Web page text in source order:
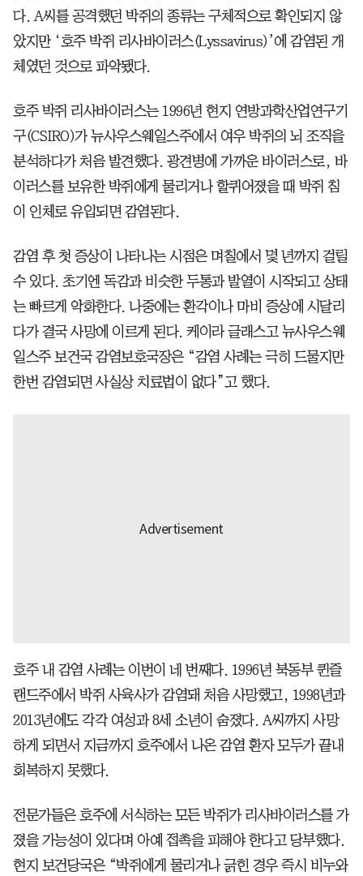
다. A씨를 공격했던 박쥐의 종류는 구체적으로 확인되지 않
았지만 ‘호주 박쥐 리사바이러스(Lyssavirus)’에 감염된 개
체였던 것으로 파악됐다.
호주 박쥐 리사바이러스는 1996년 현지 연방과학산업연구기
구(CSIRO)가 뉴사우스웨일스주에서 여우 박쥐의 뇌 조직을
분석하다가 처음 발견했다. 광견병에 가까운 바이러스로, 바
이러스를 보유한 박쥐에게 물리거나 할퀴어졌을 때 박쥐 침
이 인체로 유입되면 감염된다.
감염 후 첫 증상이 나타나는 시점은 며칠에서 몇 년까지 걸릴
수 있다. 초기엔 독감과 비슷한 두통과 발열이 시작되고 상태
는 빠르게 악화한다. 나중에는 환각이나 마비 증상에 시달리
다가 결국 사망에 이르게 된다. 케이라 글래스고 뉴사우스웨
일스주 보건국 감염보호국장은 “감염 사례는 극히 드물지만
한번 감염되면 사실상 치료법이 없다”고 했다.
호주 내 감염 사례는 이번이 네 번째다. 1996년 북동부 퀸즐
랜드주에서 박쥐 사육사가 감염돼 처음 사망했고, 1998년과
2013년에도 각각 여성과 8세 소년이 숨졌다. A씨까지 사망
하게 되면서 지금까지 호주에서 나온 감염 환자 모두가 끝내
회복하지 못했다.
전문가들은 호주에 서식하는 모든 박쥐가 리사바이러스를 가
졌을 가능성이 있다며 아예 접촉을 피해야 한다고 당부했다.
현지 보건당국은 “박쥐에게 물리거나 긁힌 경우 즉시 비누와